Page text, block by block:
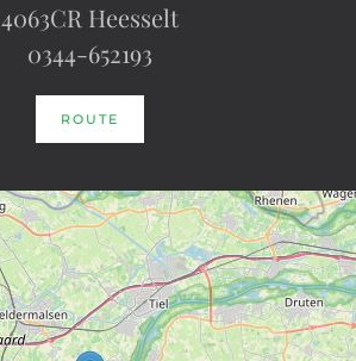
4063CR Heesselt
0344-652193
ROUTE